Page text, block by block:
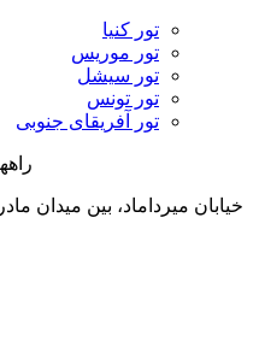
تور کنیا
تور موریس
تور سیشل
تور تونس
تور آفریقای جنوبی